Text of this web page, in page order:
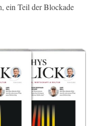
ein Teil der Blockade